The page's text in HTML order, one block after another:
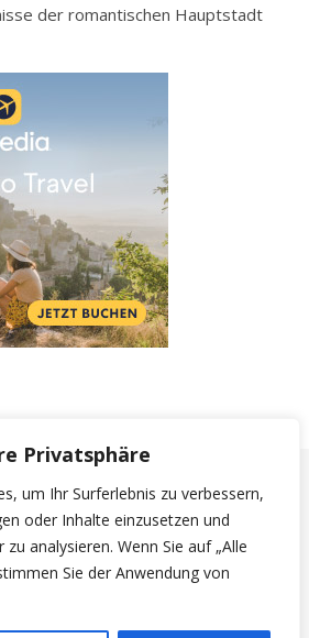
Privatsphäre
um Ihr Surferlebnis zu verbessern,
oder Inhalte einzusetzen und
analysieren. Wenn Sie auf „Alle
Sie der Anwendung von
der romantischen Hauptstadt
| Bard Theme vonWP Royal
Datenschutzerklärung
NACH OBEN